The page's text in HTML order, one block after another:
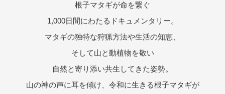
根子マタギが命を繋ぐ
1,000日間にわたるドキュメンタリー。
マタギの独特な狩猟方法や生活の知恵、
そして山と動植物を敬い
自然と寄り添い共生してきた姿勢。
山の神の声に耳を傾け、令和に生きる根子マタギが